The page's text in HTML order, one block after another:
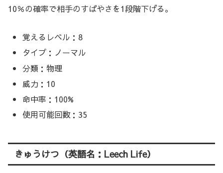
10％の確率で相手のすばやさを1段階下げる。
覚えるレベル：8
タイプ：ノーマル
分類：物理
威力：10
命中率：100%
使用可能回数：35
きゅうけつ（英語名：Leech Life）